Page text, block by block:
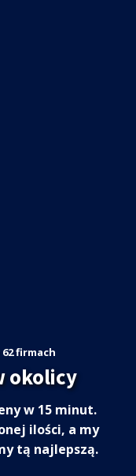
62 firmach
okolicy
w 15 minut.
ilości, a my
tą najlepszą.